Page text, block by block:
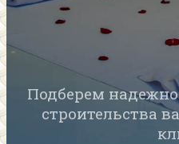
Подберем
строительства